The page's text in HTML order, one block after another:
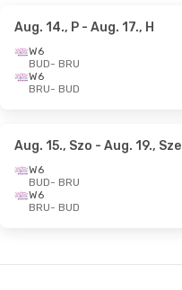
Aug. 14., P - Aug. 17., H
W6
BUD- BRU
W6
BRU- BUD
Aug. 15., Szo - Aug. 19., Sze
W6
BUD- BRU
W6
BRU- BUD